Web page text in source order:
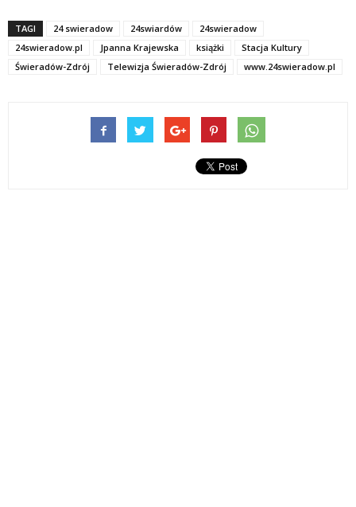
TAGI 24 swieradow 24swiardów
24swieradow
24swieradow.pl
Jpanna Krajewska książki
Stacja Kultury
Świeradów-Zdrój
Telewizja Świeradów-Zdrój www.24swieradow.pl